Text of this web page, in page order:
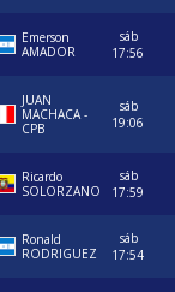
Emerson
AMADOR
sáb
17:56
JUAN
MACHACA -
CPB
sáb
19:06
Ricardo
SOLORZANO
sáb
17:59
Ronald
RODRIGUEZ
sáb
17:54